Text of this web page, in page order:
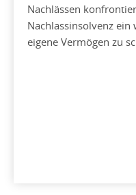
Nachlässen
Nachlassinsolvenz
eigene Vermögen zu